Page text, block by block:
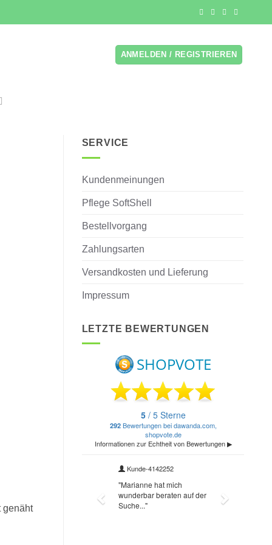
ANMELDEN / REGISTRIEREN
genäht
SERVICE
Kundenmeinungen
Pflege SoftShell
Bestellvorgang
Zahlungsarten
Versandkosten und Lieferung
Impressum
LETZTE BEWERTUNGEN